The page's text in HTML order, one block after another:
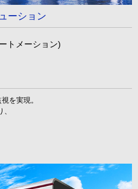
ーション
トメーション)
を実現。